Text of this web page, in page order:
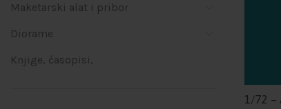
Maketarski alat i pribor
Diorame
Knjige, časopisi,
1/72 –